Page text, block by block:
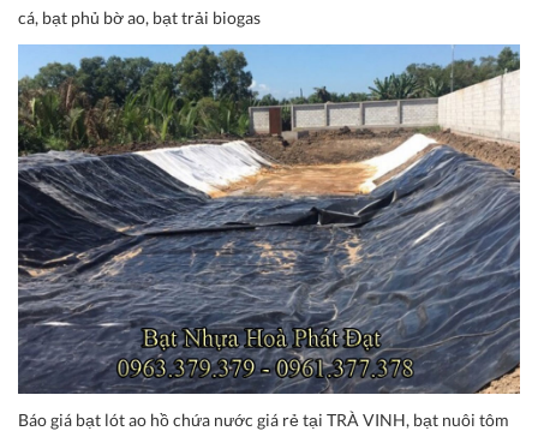
cá, bạt phủ bờ ao, bạt trải biogas
Báo giá bạt lót ao hồ chứa nước giá rẻ tại TRÀ VINH, bạt nuôi tôm